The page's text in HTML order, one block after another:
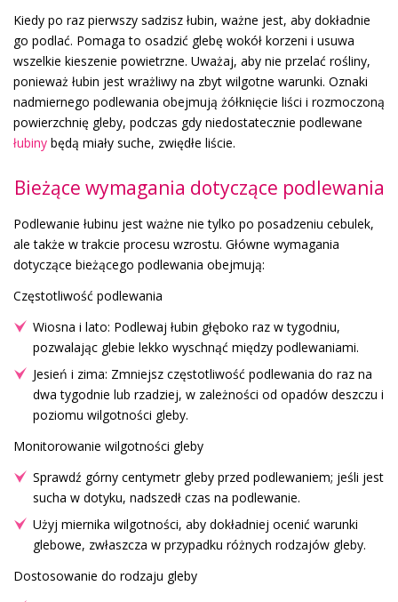
Kiedy po raz pierwszy sadzisz łubin, ważne jest, aby dokładnie
go podlać. Pomaga to osadzić glebę wokół korzeni i usuwa
wszelkie kieszenie powietrzne. Uważaj, aby nie przelać rośliny,
ponieważ łubin jest wrażliwy na zbyt wilgotne warunki. Oznaki
nadmiernego podlewania obejmują żółknięcie liści i rozmoczoną
powierzchnię gleby, podczas gdy niedostatecznie podlewane
łubiny będą miały suche, zwiędłe liście.
Bieżące wymagania dotyczące podlewania
Podlewanie łubinu jest ważne nie tylko po posadzeniu cebulek,
ale także w trakcie procesu wzrostu. Główne wymagania
dotyczące bieżącego podlewania obejmują:
Częstotliwość podlewania
Wiosna i lato: Podlewaj łubin głęboko raz w tygodniu,
pozwalając glebie lekko wyschnąć między podlewaniami.
Jesień i zima: Zmniejsz częstotliwość podlewania do raz na
dwa tygodnie lub rzadziej, w zależności od opadów deszczu i
poziomu wilgotności gleby.
Monitorowanie wilgotności gleby
Sprawdź górny centymetr gleby przed podlewaniem; jeśli jest
sucha w dotyku, nadszedł czas na podlewanie.
Użyj miernika wilgotności, aby dokładniej ocenić warunki
glebowe, zwłaszcza w przypadku różnych rodzajów gleby.
Dostosowanie do rodzaju gleby